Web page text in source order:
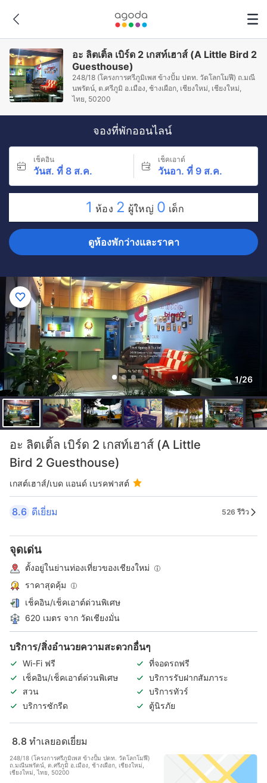
อะ ลิตเติ้ล เบิร์ด 2 เกสท์เฮาส์ (A Little Bird 2
Guesthouse)
248/18 (โครงการศรีภูมิเพส ข้างปั้ม ปตท. วัดโลกโมฬี) ถ.มณี
นพรัตน์, ต.ศรีภูมิ อ.เมือง, ช้างเผือก, เชียงใหม่, เชียงใหม่,
ไทย, 50200
จองที่พักออนไลน์
เช็คอิน
วันส. ที่ 8 ส.ค.
เช็คเอาต์
วันอา. ที่ 9 ส.ค.
1 ห้อง 2 ผู้ใหญ่ 0 เด็ก
ดูห้องพักว่างและราคา
1/26
อะ ลิตเติ้ล เบิร์ด 2 เกสท์เฮาส์ (A Little
Bird 2 Guesthouse)
เกสต์เฮาส์/เบด แอนด์ เบรคฟาสต์
8.6 ดีเยี่ยม 526 รีวิว
จุดเด่น
ตั้งอยู่ในย่านท่องเที่ยวของเชียงใหม่
ราคาสุดคุ้ม
เช็คอิน/เช็คเอาต์ด่วนพิเศษ
620 เมตร จาก วัดเชียงมั่น
บริการ/สิ่งอำนวยความสะดวกอื่นๆ
Wi-Fi ฟรี
ที่จอดรถฟรี
เช็คอิน/เช็คเอาต์ด่วนพิเศษ
บริการรับฝากสัมภาระ
สวน
บริการทัวร์
บริการซักรีด
ตู้นิรภัย
8.8 ทำเลยอดเยี่ยม
248/18 (โครงการศรีภูมิเพส ข้างปั้ม ปตท. วัดโลกโมฬี)
ถ.มณีนพรัตน์, ต.ศรีภูมิ อ.เมือง, ช้างเผือก, เชียงใหม่,
เชียงใหม่, ไทย, 50200